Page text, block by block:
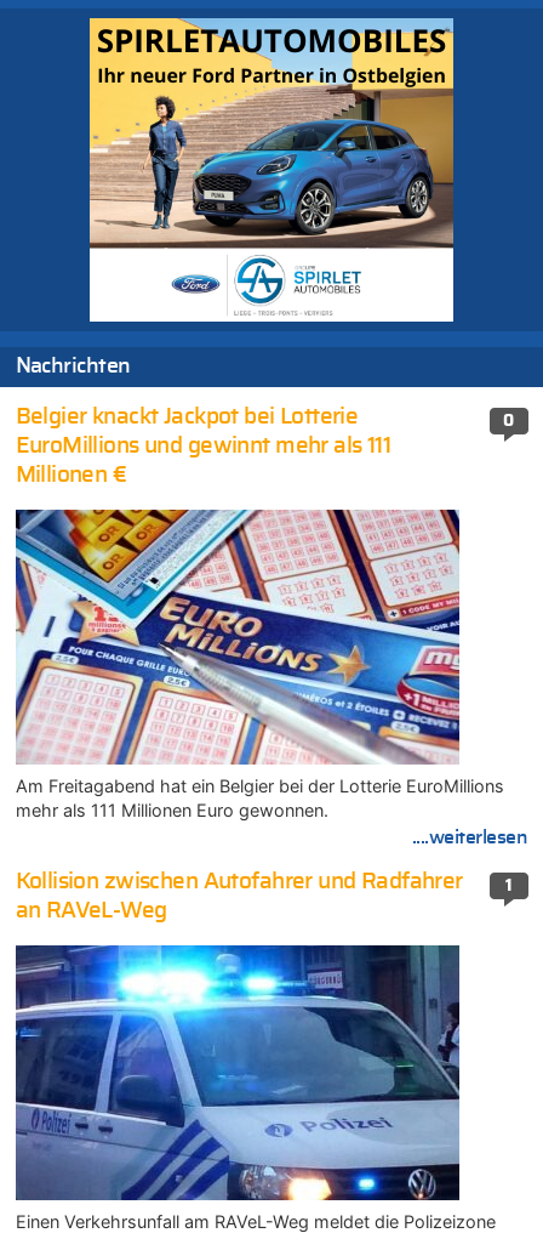
Nachrichten
0
Belgier knackt Jackpot bei Lotterie
EuroMillions und gewinnt mehr als 111
Millionen €
Am Freitagabend hat ein Belgier bei der Lotterie EuroMillions
mehr als 111 Millionen Euro gewonnen.
....weiterlesen
1
Kollision zwischen Autofahrer und Radfahrer
an RAVeL-Weg
Einen Verkehrsunfall am RAVeL-Weg meldet die Polizeizone